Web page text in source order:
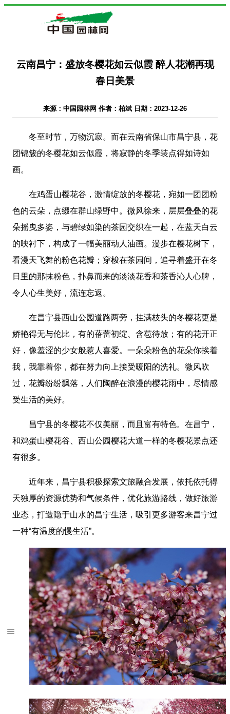
云南昌宁：盛放冬樱花如云似霞 醉人花潮再现
春日美景
来源：中国园林网 作者：柏斌 日期：2023-12-26
冬至时节，万物沉寂。而在云南省保山市昌宁县，花
团锦簇的冬樱花如云似霞，将寂静的冬季装点得如诗如
画。
在鸡蛋山樱花谷，激情绽放的冬樱花，宛如一团团粉
色的云朵，点缀在群山绿野中。微风徐来，层层叠叠的花
朵摇曳多姿，与碧绿如染的茶园交织在一起，在蓝天白云
的映衬下，构成了一幅美丽动人油画。漫步在樱花树下，
看漫天飞舞的粉色花瓣；穿梭在茶园间，追寻着盛开在冬
日里的那抹粉色，扑鼻而来的淡淡花香和茶香沁人心脾，
令人心生美好，流连忘返。
在昌宁县西山公园道路两旁，挂满枝头的冬樱花更是
娇艳得无与伦比，有的蓓蕾初绽、含苞待放；有的花开正
好，像羞涩的少女般惹人喜爱。一朵朵粉色的花朵你挨着
我，我靠着你，都在努力向上接受暖阳的洗礼。微风吹
过，花瓣纷纷飘落，人们陶醉在浪漫的樱花雨中，尽情感
受生活的美好。
昌宁县的冬樱花不仅美丽，而且富有特色。在昌宁，
和鸡蛋山樱花谷、西山公园樱花大道一样的冬樱花景点还
有很多。
近年来，昌宁县积极探索文旅融合发展，依托依托得
天独厚的资源优势和气候条件，优化旅游路线，做好旅游
业态，打造隐于山水的昌宁生活，吸引更多游客来昌宁过
一种“有温度的慢生活”。